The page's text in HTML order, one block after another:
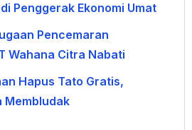
Penggerak Ekonomi Umat
Pencemaran
Wahana Citra Nabati
Hapus Tato Gratis,
Membludak